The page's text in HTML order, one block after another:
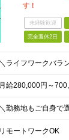
す！
未経験歓迎
完全週休2日
リモートワークOK